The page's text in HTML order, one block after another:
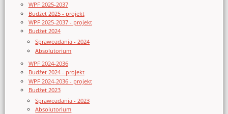
WPF 2025-2037
Budżet 2025 - projekt
WPF 2025-2037 - projekt
Budżet 2024
Sprawozdania - 2024
Absolutorium
WPF 2024-2036
Budżet 2024 - projekt
WPF 2024-2036 - projekt
Budżet 2023
Sprawozdania - 2023
Absolutorium